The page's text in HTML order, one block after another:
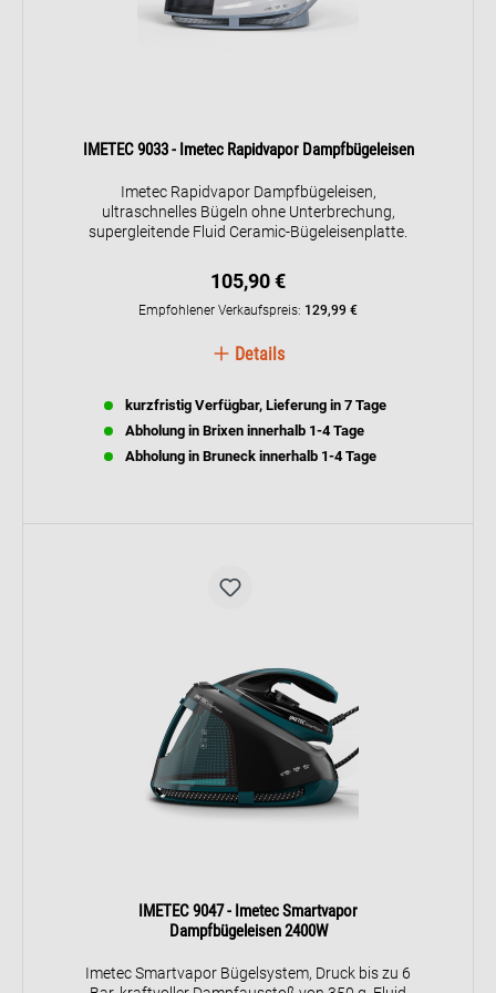
IMETEC 9033 - Imetec Rapidvapor Dampfbügeleisen
Imetec Rapidvapor Dampfbügeleisen,
ultraschnelles Bügeln ohne Unterbrechung,
supergleitende Fluid Ceramic-Bügeleisenplatte.
105,90 €
Empfohlener Verkaufspreis: 129,99 €
Details
kurzfristig Verfügbar, Lieferung in 7 Tage
Abholung in Brixen innerhalb 1-4 Tage
Abholung in Bruneck innerhalb 1-4 Tage
IMETEC 9047 - Imetec Smartvapor
Dampfbügeleisen 2400W
Imetec Smartvapor Bügelsystem, Druck bis zu 6